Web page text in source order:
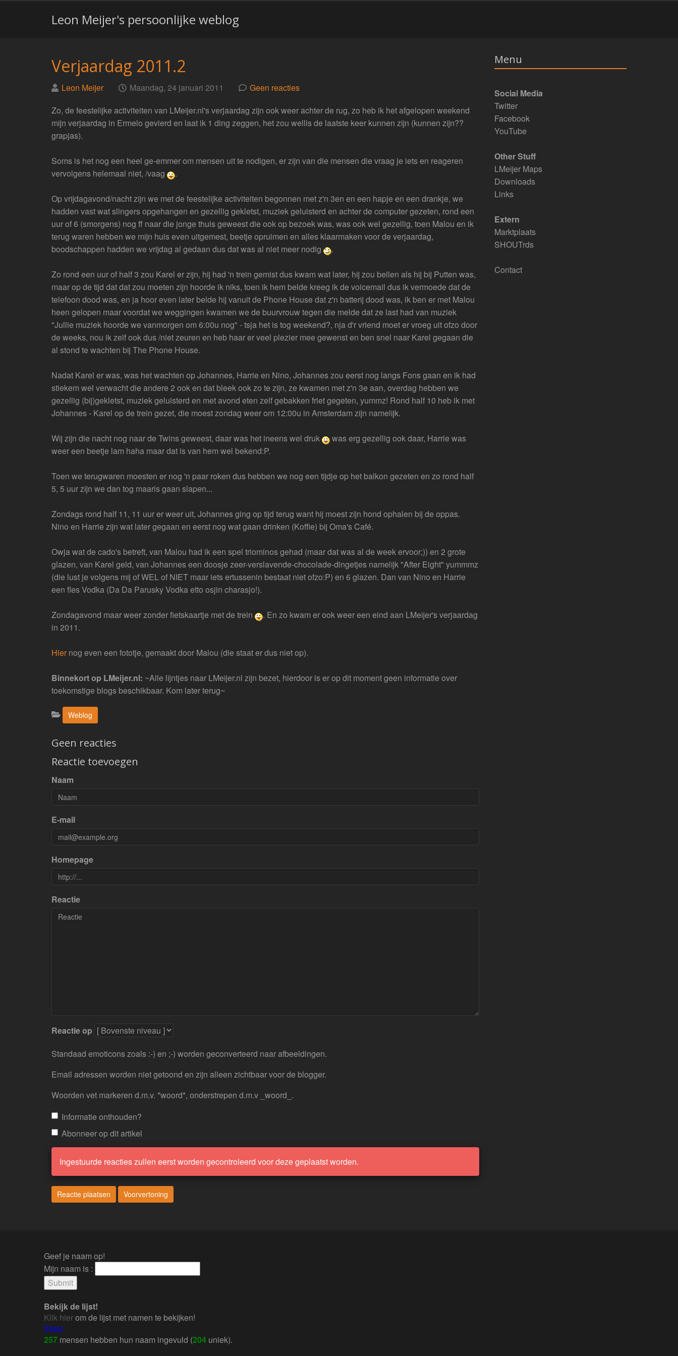
Leon Meijer's persoonlijke weblog
Verjaardag 2011.2
Geplaatst
Leon Meijer op Maandag, 24 januari 2011
Geen reacties
Zo, de feestelijke activiteiten van LMeijer.nl's verjaardag zijn ook weer achter de rug, zo heb ik het afgelopen weekend
mijn verjaardag in Ermelo gevierd en laat ik 1 ding zeggen, het zou wellis de laatste keer kunnen zijn (kunnen zijn??
grapjas).
Soms is het nog een heel ge-emmer om mensen uit te nodigen, er zijn van die mensen die vraag je iets en reageren
vervolgens helemaal niet, /vaag
.
Op vrijdagavond/nacht zijn we met de feestelijke activiteiten begonnen met z'n 3en en een hapje en een drankje, we
hadden vast wat slingers opgehangen en gezellig gekletst, muziek geluisterd en achter de computer gezeten, rond een
uur of 6 (smorgens) nog ff naar die jonge thuis geweest die ook op bezoek was, was ook wel gezellig, toen Malou en ik
terug waren hebben we mijn huis even uitgemest, beetje opruimen en alles klaarmaken voor de verjaardag,
boodschappen hadden we vrijdag al gedaan dus dat was al niet meer nodig
.
Zo rond een uur of half 3 zou Karel er zijn, hij had 'n trein gemist dus kwam wat later, hij zou bellen als hij bij Putten was,
maar op de tijd dat dat zou moeten zijn hoorde ik niks, toen ik hem belde kreeg ik de voicemail dus ik vermoede dat de
telefoon dood was, en ja hoor even later belde hij vanuit de Phone House dat z'n batterij dood was, ik ben er met Malou
heen gelopen maar voordat we weggingen kwamen we de buurvrouw tegen die melde dat ze last had van muziek
"Jullie muziek hoorde we vanmorgen om 6:00u nog" - tsja het is tog weekend?, nja d'r vriend moet er vroeg uit ofzo door
de weeks, nou ik zelf ook dus /niet zeuren en heb haar er veel plezier mee gewenst en ben snel naar Karel gegaan die
al stond te wachten bij The Phone House.
Nadat Karel er was, was het wachten op Johannes, Harrie en Nino, Johannes zou eerst nog langs Fons gaan en ik had
stiekem wel verwacht die andere 2 ook en dat bleek ook zo te zijn, ze kwamen met z'n 3e aan, overdag hebben we
gezellig (bij)gekletst, muziek geluisterd en met avond eten zelf gebakken friet gegeten, yummz! Rond half 10 heb ik met
Johannes - Karel op de trein gezet, die moest zondag weer om 12:00u in Amsterdam zijn namelijk.
Wij zijn die nacht nog naar de Twins geweest, daar was het ineens wel druk
was erg gezellig ook daar, Harrie was
weer een beetje lam haha maar dat is van hem wel bekend:P.
Toen we terugwaren moesten er nog 'n paar roken dus hebben we nog een tijdje op het balkon gezeten en zo rond half
5, 5 uur zijn we dan tog maaris gaan slapen...
Zondags rond half 11, 11 uur er weer uit, Johannes ging op tijd terug want hij moest zijn hond ophalen bij de oppas.
Nino en Harrie zijn wat later gegaan en eerst nog wat gaan drinken (Koffie) bij Oma's Café.
Owja wat de cado's betreft, van Malou had ik een spel triominos gehad (maar dat was al de week ervoor;)) en 2 grote
glazen, van Karel geld, van Johannes een doosje zeer-verslavende-chocolade-dingetjes namelijk "After Eight" yummmz
(die lust je volgens mij of WEL of NIET maar iets ertussenin bestaat niet ofzo:P) en 6 glazen. Dan van Nino en Harrie
een fles Vodka (Da Da Parusky Vodka etto osjin charasjo!).
Zondagavond maar weer zonder fietskaartje met de trein
. En zo kwam er ook weer een eind aan LMeijer's verjaardag
in 2011.
Hier nog even een fototje, gemaakt door Malou (die staat er dus niet op).
Binnekort op LMeijer.nl: ~Alle lijntjes naar LMeijer.nl zijn bezet, hierdoor is er op dit moment geen informatie over
toekomstige blogs beschikbaar. Kom later terug~
Categorieën:
Weblog
Geen reacties
Reactie toevoegen
Naam
E-mail
Homepage
Reactie
Reactie op
Standaad emoticons zoals :-) en ;-) worden geconverteerd naar afbeeldingen.
Email adressen worden niet getoond en zijn alleen zichtbaar voor de blogger.
Woorden vet markeren d.m.v. *woord*, onderstrepen d.m.v _woord_.
Informatie onthouden?
Abonneer op dit artikel
Ingestuurde reacties zullen eerst worden gecontroleerd voor deze geplaatst worden.
Menu
Social Media
Twitter
Facebook
YouTube
Other Stuff
LMeijer Maps
Downloads
Links
Extern
Marktplaats
SHOUTrds
Contact
Geef je naam op!
Mijn naam is :
Bekijk de lijst!
Klik hierom de lijst met namen te bekijken!
Stats:
257 mensen hebben hun naam ingevuld (204 uniek).